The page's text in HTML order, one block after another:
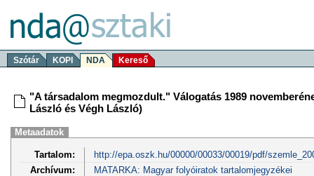
Szótár KOPI NDA Kereső
"A társadalom megmozdult." Válogatás 1989
László és Végh László)
Metaadatok
Tartalom:
http://epa.oszk.hu/00000/00033/00019/pdf/
Archívum:
MATARKA: Magyar folyóiratok tartalomjegyzékei